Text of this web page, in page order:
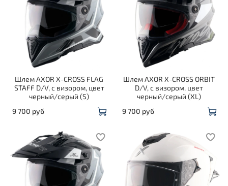
Шлем AXOR X-CROSS FLAG
STAFF D/V, с визором, цвет
черный/серый (S)
9 700 руб
Шлем AXOR X-CROSS ORBIT
D/V, с визором, цвет
черный/серый (XL)
9 700 руб